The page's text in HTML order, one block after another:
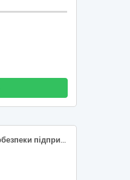
Впровадження системи кібербезпеки підприємства(антивірусний захист) та впровадження системи кібербезпеки підприємства(брандмауери) (Інвестиційна програма АТ «ВІННИЦЯОБЛЕНЕРГО» 2026 р., 4 розділ п. 4.3.2.1. та п. 4.3.2.2. )